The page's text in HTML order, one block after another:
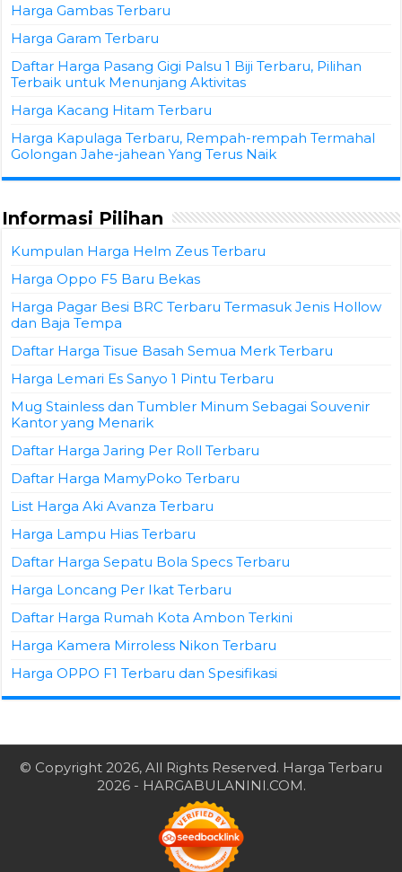
Harga Gambas Terbaru
Harga Garam Terbaru
Daftar Harga Pasang Gigi Palsu 1 Biji Terbaru, Pilihan
Terbaik untuk Menunjang Aktivitas
Harga Kacang Hitam Terbaru
Harga Kapulaga Terbaru, Rempah-rempah Termahal
Golongan Jahe-jahean Yang Terus Naik
Informasi Pilihan
Kumpulan Harga Helm Zeus Terbaru
Harga Oppo F5 Baru Bekas
Harga Pagar Besi BRC Terbaru Termasuk Jenis Hollow
dan Baja Tempa
Daftar Harga Tisue Basah Semua Merk Terbaru
Harga Lemari Es Sanyo 1 Pintu Terbaru
Mug Stainless dan Tumbler Minum Sebagai Souvenir
Kantor yang Menarik
Daftar Harga Jaring Per Roll Terbaru
Daftar Harga MamyPoko Terbaru
List Harga Aki Avanza Terbaru
Harga Lampu Hias Terbaru
Daftar Harga Sepatu Bola Specs Terbaru
Harga Loncang Per Ikat Terbaru
Daftar Harga Rumah Kota Ambon Terkini
Harga Kamera Mirroless Nikon Terbaru
Harga OPPO F1 Terbaru dan Spesifikasi
© Copyright 2026, All Rights Reserved. Harga Terbaru
2026- HARGABULANINI.COM.